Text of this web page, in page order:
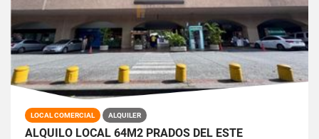
LOCAL COMERCIAL ALQUILER
ALQUILO LOCAL 64M2 PRADOS DEL ESTE